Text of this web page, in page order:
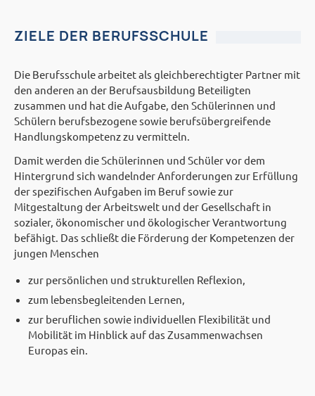
ZIELE DER BERUFSSCHULE
Die Berufsschule arbeitet als gleichberechtigter Partner mit
den anderen an der Berufsausbildung Beteiligten
zusammen und hat die Aufgabe, den Schülerinnen und
Schülern berufsbezogene sowie berufsübergreifende
Handlungskompetenz zu vermitteln.
Damit werden die Schülerinnen und Schüler vor dem
Hintergrund sich wandelnder Anforderungen zur Erfüllung
der spezifischen Aufgaben im Beruf sowie zur
Mitgestaltung der Arbeitswelt und der Gesellschaft in
sozialer, ökonomischer und ökologischer Verantwortung
befähigt. Das schließt die Förderung der Kompetenzen der
jungen Menschen
zur persönlichen und strukturellen Reflexion,
zum lebensbegleitenden Lernen,
zur beruflichen sowie individuellen Flexibilität und
Mobilität im Hinblick auf das Zusammenwachsen
Europas ein.